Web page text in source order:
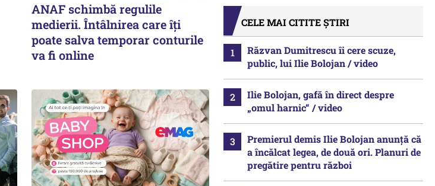
ANAF schimbă regulile
medierii. Întâlnirea care îți
poate salva temporar conturile
va fi online
CELE MAI CITITE ȘTIRI
Răzvan Dumitrescu îi cere scuze,
public, lui Ilie Bolojan / video
Ilie Bolojan, gafă în direct despre
„omul harnic“ / video
Premierul demis Ilie Bolojan anunță că
a încălcat legea, de două ori. Planuri de
pregătire pentru război